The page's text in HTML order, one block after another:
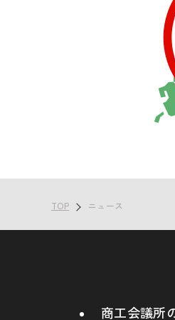
TOP ニュース
商工会議所